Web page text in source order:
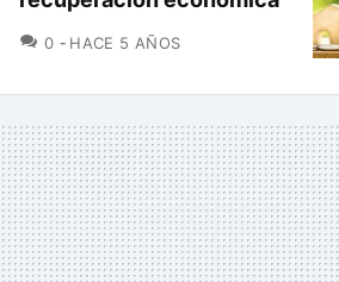
0 COMENTARIOS
HACE 5 AÑOS